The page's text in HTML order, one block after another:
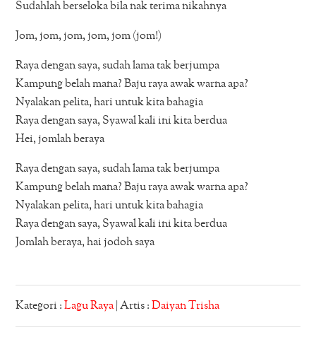
Sudahlah berseloka bila nak terima nikahnya
Jom, jom, jom, jom, jom (jom!)
Raya dengan saya, sudah lama tak berjumpa
Kampung belah mana? Baju raya awak warna apa?
Nyalakan pelita, hari untuk kita bahagia
Raya dengan saya, Syawal kali ini kita berdua
Hei, jomlah beraya
Raya dengan saya, sudah lama tak berjumpa
Kampung belah mana? Baju raya awak warna apa?
Nyalakan pelita, hari untuk kita bahagia
Raya dengan saya, Syawal kali ini kita berdua
Jomlah beraya, hai jodoh saya
Kategori :Lagu Raya | Artis :Daiyan Trisha